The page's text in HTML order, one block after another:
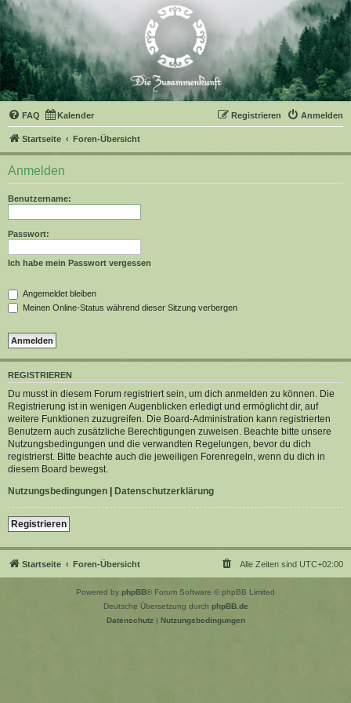
FAQ Kalender Anmelden
Registrieren
Startseite Foren-Übersicht
Anmelden
Benutzername:
Passwort:
Ich habe mein Passwort vergessen
Angemeldet bleiben
Meinen Online-Status während dieser Sitzung verbergen
REGISTRIEREN
Du musst in diesem Forum registriert sein, um dich anmelden zu können. Die
Registrierung ist in wenigen Augenblicken erledigt und ermöglicht dir, auf
weitere Funktionen zuzugreifen. Die Board-Administration kann registrierten
Benutzern auch zusätzliche Berechtigungen zuweisen. Beachte bitte unsere
Nutzungsbedingungen und die verwandten Regelungen, bevor du dich
registrierst. Bitte beachte auch die jeweiligen Forenregeln, wenn du dich in
diesem Board bewegst.
Nutzungsbedingungen | Datenschutzerklärung
Registrieren
Startseite Foren-Übersicht Alle Zeiten sind UTC+02:00
Powered by phpBB® Forum Software © phpBB Limited
Deutsche Übersetzung durch phpBB.de
Datenschutz| Nutzungsbedingungen